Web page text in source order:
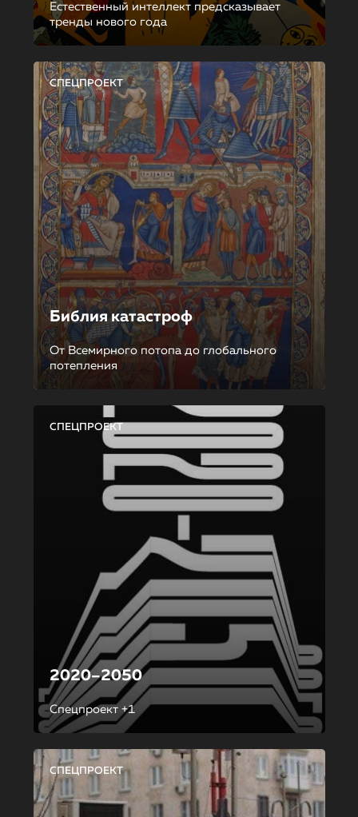
Естественный интеллект предсказывает
тренды нового года
СПЕЦПРОЕКТ
Библия катастроф
От Всемирного потопа до глобального
потепления
СПЕЦПРОЕКТ
2020–2050
Спецпроект +1
СПЕЦПРОЕКТ